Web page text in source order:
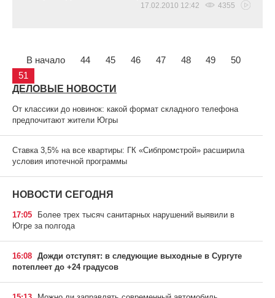
17.02.2010 12:42 4355
В начало 44 45 46 47 48 49
50
51
ДЕЛОВЫЕ НОВОСТИ
От классики до новинок: какой формат складного телефона
предпочитают жители Югры
Ставка 3,5% на все квартиры: ГК «Сибпромстрой» расширила
условия ипотечной программы
НОВОСТИ СЕГОДНЯ
17:05
Более трех тысяч санитарных нарушений выявили в
Югре за полгода
16:08 Дожди отступят: в следующие выходные в Сургуте
потеплеет до +24 градусов